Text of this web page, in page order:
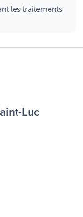
les traitements
Luc